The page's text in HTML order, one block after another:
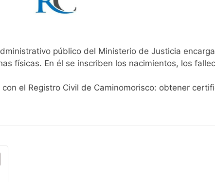
público del Ministerio de Justicia
físicas. En él se inscriben los nacimientos, los
el Registro Civil de Caminomorisco: obtener